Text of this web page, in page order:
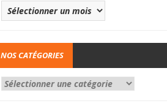
NOS CATÉGORIES